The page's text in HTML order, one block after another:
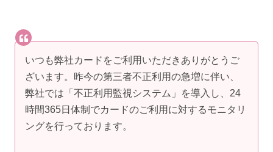
いつも弊社カードをご利用いただきありがとうご
ざいます。昨今の第三者不正利用の急増に伴い、
弊社では「不正利用監視システム」を導入し、24
時間365日体制でカードのご利用に対するモニタリ
ングを行っております。